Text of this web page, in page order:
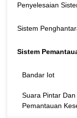
Penyelesaian
Sistem
Sistem
Bandar Iot
Suara Pintar Dan
Pemantauan